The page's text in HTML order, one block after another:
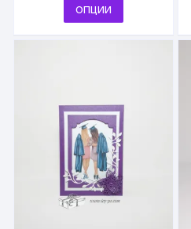
ОПЦИИ
product
options
chosen